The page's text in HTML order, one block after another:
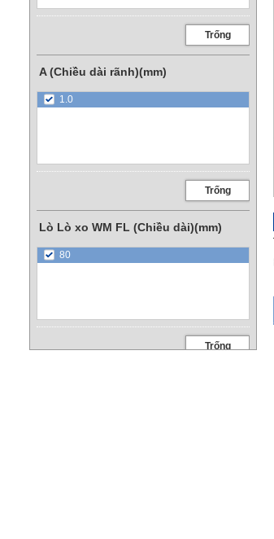
Trống
A (Chiều dài rãnh)(mm)
1.0
Trống
Lò Lò xo WM FL (Chiều dài)(mm)
80
Trống